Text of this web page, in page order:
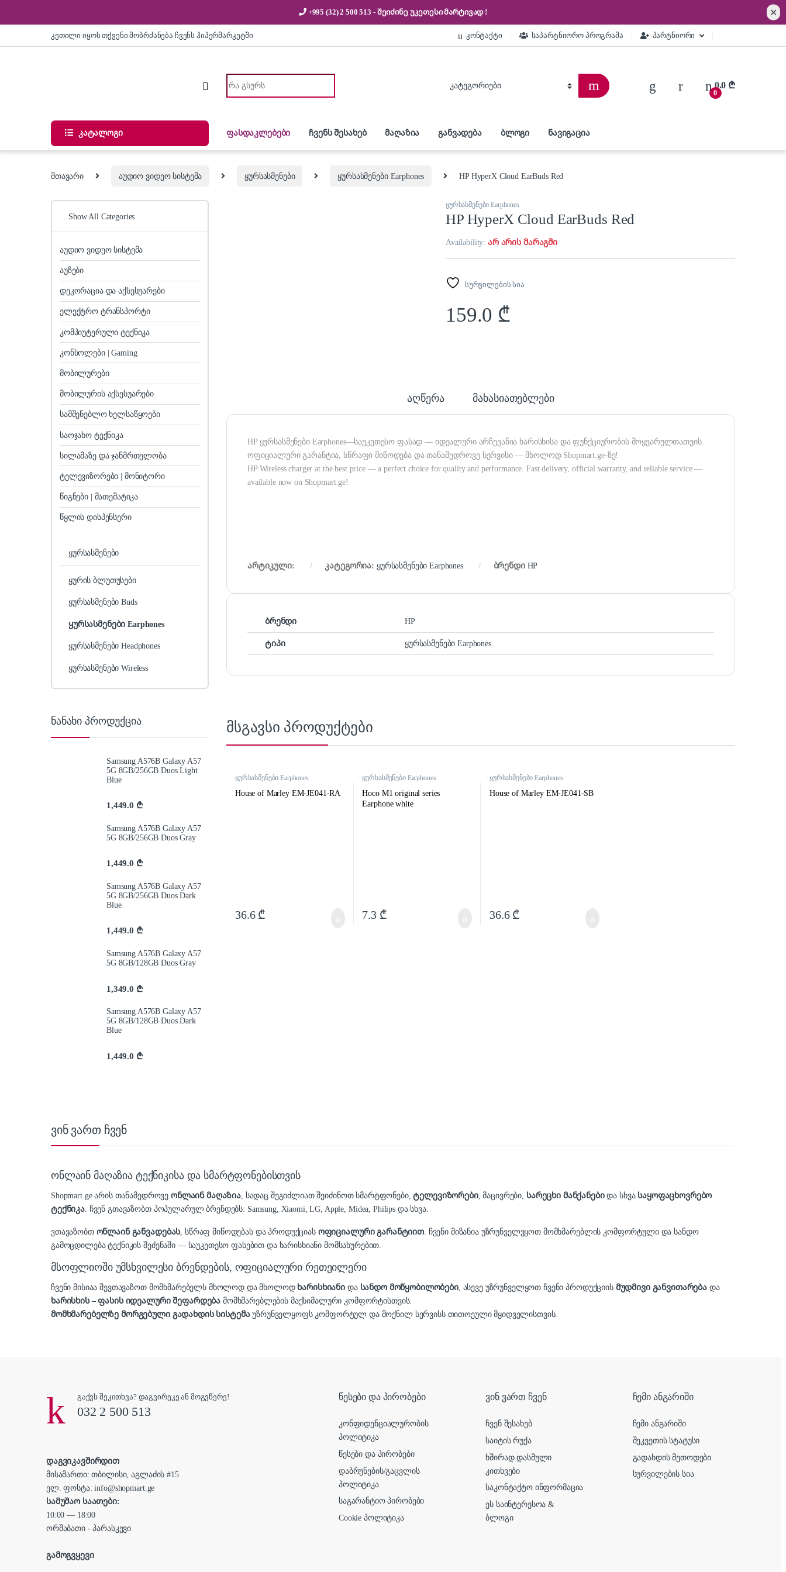
+995 (32) 2 500 513 - შეიძინე უკეთესიმარტივად ! ✕
კეთილი იყოს თქვენი მობრძანება ჩვენს ჰიპერმარკეტში კონტაქტი საპარტნიორო პროგრამა პარტნიორი
Search for:
0
0.0 ₾
კატალოგი ფასდაკლებები ჩვენს შესახებ მაღაზია განვადება ბლოგი ნავიგაცია
მთავარი აუდიო ვიდეო სისტემა ყურსასმენები ყურსასმენები Earphones HP HyperX Cloud EarBuds Red
ყურსასმენები Earphones
HP HyperX Cloud EarBuds Red
Availability:არ არის მარაგში
სურვილების სია
159.0 ₾
აღწერა მახასიათებლები
HP ყურსასმენები Earphones—საუკეთესო ფასად — იდეალური არჩევანია ხარისხისა და ფუნქციურობის მოყვარულთათვის.
ოფიციალური გარანტია, სწრაფი მიწოდება და თანამედროვე სერვისი — მხოლოდ Shopmart.ge-ზე!
HP Wireless charger at the best price — a perfect choice for quality and performance. Fast delivery, official warranty, and reliable service —
available now on Shopmart.ge!
არტიკული: კატეგორია: ყურსასმენები Earphones ბრენდი HP
ბრენდი HP
ტიპი ყურსასმენები Earphones
მსგავსი პროდუქტები
ყურსასმენები Earphones
House of Marley EM-JE041-RA
36.6 ₾
ყურსასმენები Earphones
Hoco M1 original series
Earphone white
7.3 ₾
ყურსასმენები Earphones
House of Marley EM-JE041-SB
36.6 ₾
Show All Categories
აუდიო ვიდეო სისტემა
აუზები
დეკორაცია და აქსესუარები
ელექტრო ტრანსპორტი
კომპიუტერული ტექნიკა
კონსოლები | Gaming
მობილურები
მობილურის აქსესუარები
სამშენებლო ხელსაწყოები
საოჯახო ტექნიკა
სილამაზე და ჯანმრთელობა
ტელევიზორები | მონიტორი
წიგნები | მათემატიკა
წყლის დისპენსერი
ყურსასმენები
ყურის ბლუთუსები
ყურსასმენები Buds
ყურსასმენები Earphones
ყურსასმენები Headphones
ყურსასმენები Wireless
ნანახი პროდუქცია
Samsung A576B Galaxy A57
5G 8GB/256GB Duos Light
Blue
1,449.0 ₾
Samsung A576B Galaxy A57
5G 8GB/256GB Duos Gray
1,449.0 ₾
Samsung A576B Galaxy A57
5G 8GB/256GB Duos Dark
Blue
1,449.0 ₾
Samsung A576B Galaxy A57
5G 8GB/128GB Duos Gray
1,349.0 ₾
Samsung A576B Galaxy A57
5G 8GB/128GB Duos Dark
Blue
1,449.0 ₾
ვინ ვართ ჩვენ
ონლაინ მაღაზია ტექნიკისა და სმარტფონებისთვის
Shopmart.ge არის თანამედროვე ონლაინ მაღაზია , სადაც შეგიძლიათ შეიძინოთ სმარტფონები,ტელევიზორები, მაცივრები, სარეცხი მანქანებიდა სხვა საყოფაცხოვრებო
ტექნიკა . ჩვენ გთავაზობთ პოპულარულ ბრენდებს: Samsung, Xiaomi, LG, Apple, Midea, Philips და სხვა.
ვთავაზობთ ონლაინ განვადებას, სწრაფ მიწოდებას და პროდუქციას ოფიციალური გარანტიით. ჩვენი მიზანია უზრუნველვყოთ მომხმარებლის კომფორტული და სანდო
გამოცდილება ტექნიკის შეძენაში — საუკეთესო ფასებით და ხარისხიანი მომსახურებით.
მსოფლიოში უმსხვილესი ბრენდების, ოფიციალური რეთეილერი
ჩვენი მისიაა შევთავაზოთ მომხმარებელს მხოლოდ და მხოლოდ ხარისხიანი და სანდო მოწყობილობები, ასევე უზრუნველყოთ ჩვენი პროდუქციის მუდმივი განვითარება და
ხარისხის – ფასის იდეალური შეფარდება მომხმარებლების მაქსიმალური კომფორტისთვის.
მომხმარებელზე მორგებული გადახდის სისტემაუზრუნველყოფს კომფორტულ და მოქნილ სერვისს თითოეული მყიდველისთვის.
გაქვს შეკითხვა? დაგვირეკე ან მოგვწერე!
032 2 500 513
დაგვიკავშირდით
მისამართი: თბილისი, აგლაძის #15
ელ. ფოსტა: info@shopmart.ge
სამუშაო საათები:
10:00 — 18:00
ორშაბათი - პარასკევი
გამოგვყევი
წესები და პირობები
კონფიდენციალურობის
პოლიტიკა
წესები და პირობები
დაბრუნების/გაცვლის
პოლიტიკა
საგარანტიო პირობები
Cookie პოლიტიკა
ვინ ვართ ჩვენ
ჩვენ შესახებ
საიტის რუქა
ხშირად დასმული
კითხვები
საკონტაქტო ინფორმაცია
ეს საინტერესოა &
ბლოგი
ჩემი ანგარიში
ჩემი ანგარიში
შეკვეთის სტატუსი
გადახდის მეთოდები
სურვილების სია